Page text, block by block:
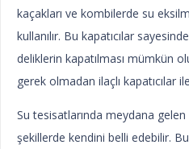
kaçakları ve kombilerde su
kullanılır. Bu kapatıcılar
deliklerin kapatılması mümkün
gerek olmadan ilaçlı kapatıcılar
Su tesisatlarında meydana gelen
şekillerde kendini belli edebilir.